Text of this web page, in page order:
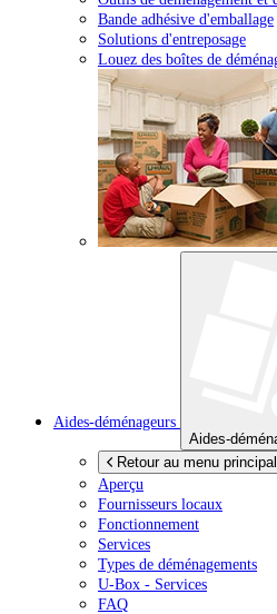
Bande adhésive d'emballage
Solutions d'entreposage
Louez des boîtes de
Aides-déménageurs
Aides-
Retour au menu principal
Aperçu
Fournisseurs locaux
Fonctionnement
Services
Types de déménagements
U-Box - Services
FAQ